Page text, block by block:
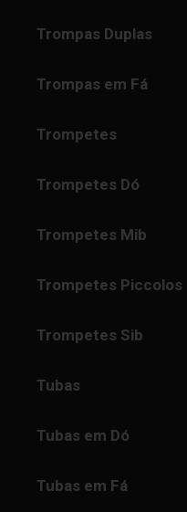
Trompas Duplas
Trompas em Fá
Trompetes
Trompetes Dó
Trompetes Mib
Trompetes Piccolos
Trompetes Sib
Tubas
Tubas em Dó
Tubas em Fá